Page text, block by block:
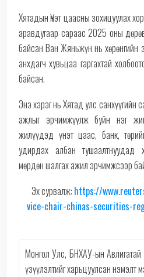
Хятадын Үнэт цаасны зохицуулах
аравдугаар сараас 2025 оны
байсан Ван Жяньжүн нь хөрөнгийн
анхдагч хувьцаа гаргахтай
байсан.
Энэ хэрэг нь Хятад улс санхүүгийн
ажлыг эрчимжүүлж буйн нэг
жилүүдэд үнэт цаас, банк,
удирдах албан тушаалтнуудад
мөрдөн шалгах ажил эрчимжсээр
Эх сурвалж: https://
vice-chair-chinas-securities-
Монгол Улс, БНХАУ-ын Авлигатай
үзүүлэлтийг харьцуулсан нэмэлт